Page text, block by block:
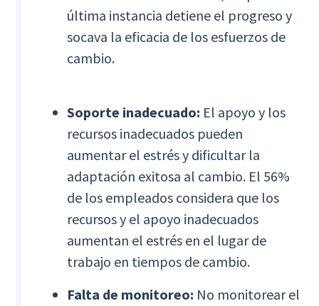
última instancia detiene el progreso y
socava la eficacia de los esfuerzos de
cambio.
Soporte inadecuado: El apoyo y los
recursos inadecuados pueden
aumentar el estrés y dificultar la
adaptación exitosa al cambio. El 56%
de los empleados considera que los
recursos y el apoyo inadecuados
aumentan el estrés en el lugar de
trabajo en tiempos de cambio.
Falta de monitoreo: No monitorear el